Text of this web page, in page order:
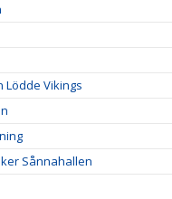
Vikings
Sånnahallen